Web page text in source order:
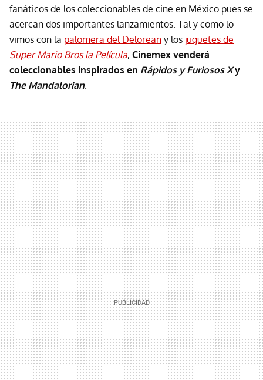
fanáticos de los coleccionables de cine en México pues se
acercan dos importantes lanzamientos. Tal y como lo
vimos con la palomera del Delorean y los juguetes de
Super Mario Bros la Película, Cinemex venderá
coleccionables inspirados en Rápidos y Furiosos Xy
The Mandalorian.